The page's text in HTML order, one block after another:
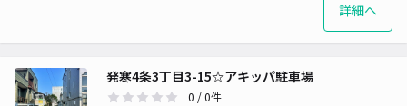
詳細へ
発寒4条3丁目3-15☆アキッパ駐車場
0 / 0件